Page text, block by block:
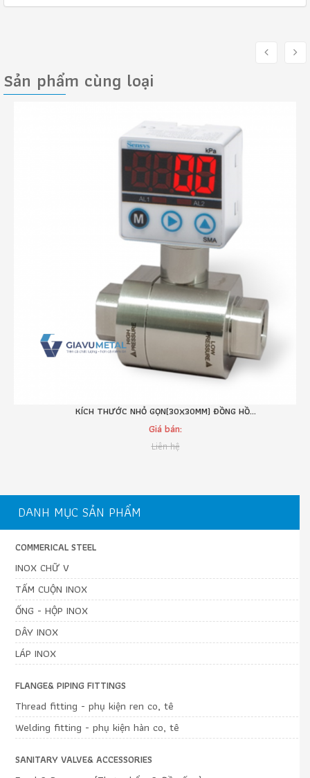
Sản phẩm cùng loại
KÍCH THƯỚC NHỎ GỌN(30X30MM) ĐỒNG HỒ...
Giá bán:
Liên hệ
DANH MỤC SẢN PHẨM
COMMERICAL STEEL
INOX CHỮ V
TẤM CUỘN INOX
ỐNG - HỘP INOX
DÂY INOX
LÁP INOX
FLANGE& PIPING FITTINGS
Thread fitting - phụ kiện ren co, tê
Welding fitting - phụ kiện hàn co, tê
SANITARY VALVE& ACCESSORIES